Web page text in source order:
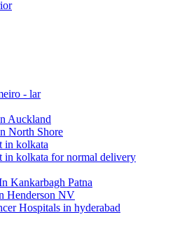
- lar
Auckland
North Shore
in kolkata
in kolkata for normal delivery
Kankarbagh Patna
Henderson NV
Hospitals in hyderabad